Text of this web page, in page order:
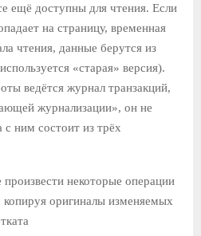
ещё доступны для чтения. Если
на страницу, временная
чтения, данные берутся из
«старая» версия).
ведётся журнал транзакций,
журнализации», он не
ним состоит из трёх
произвести некоторые операции
оригиналы изменяемых